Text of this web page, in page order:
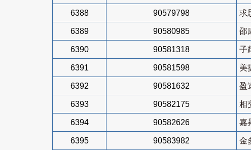
6388 90579798 求
6389 90580985 邵
6390 90581318 子
6391 90581598 美
6392 90581632 盈
6393 90582175 相
6394 90582626 嘉
6395 90583982 金